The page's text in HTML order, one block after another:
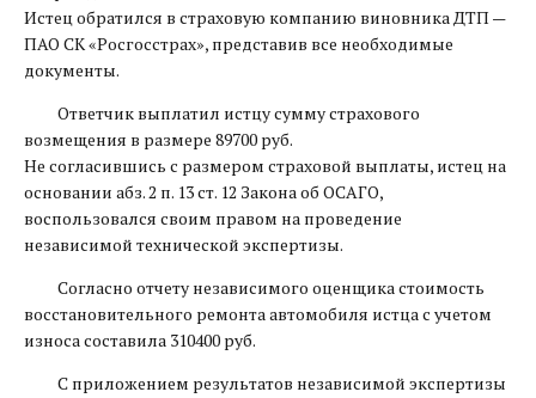
Истец обратился в страховую компанию виновника ДТП —
ПАО СК «Росгосстрах», представив все необходимые
документы.
Ответчик выплатил истцу сумму страхового
возмещения в размере 89700 руб.
Не согласившись с размером страховой выплаты, истец на
основании абз. 2 п. 13 ст. 12 Закона об ОСАГО,
воспользовался своим правом на проведение
независимой технической экспертизы.
Согласно отчету независимого оценщика стоимость
восстановительного ремонта автомобиля истца с учетом
износа составила 310400 руб.
С приложением результатов независимой экспертизы